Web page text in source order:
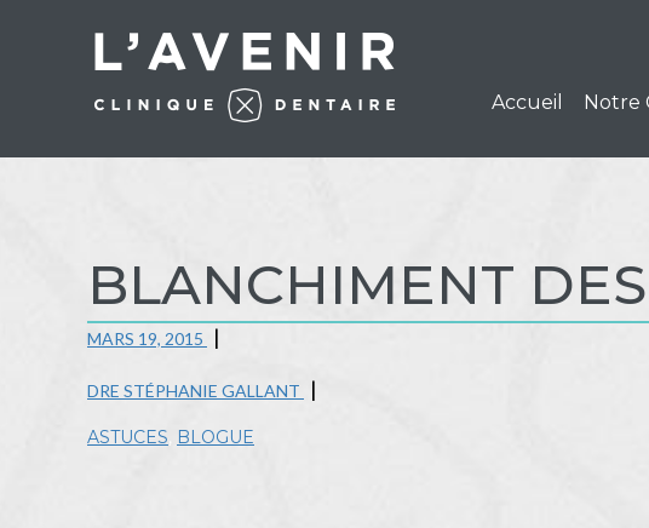
Accueil Notre
BLANCHIMENT
MARS 19, 2015
DRE STÉPHANIE GALLANT
ASTUCES BLOGUE